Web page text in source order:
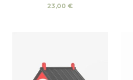
23,00 €